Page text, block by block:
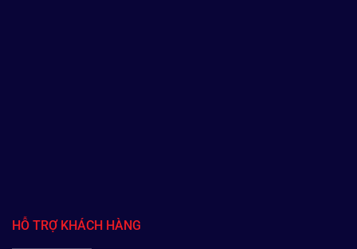
HỖ TRỢ KHÁCH HÀNG